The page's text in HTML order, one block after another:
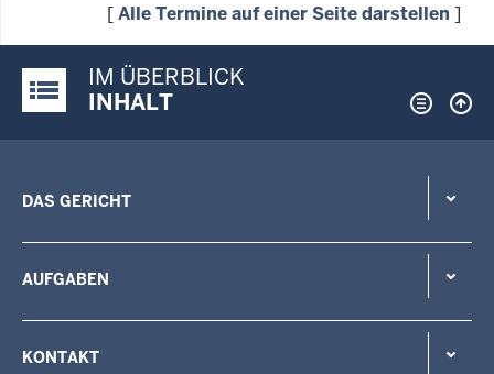
[Alle Termine auf einer Seite darstellen ]
Justiz-Portal im Überblick:
IM ÜBERBLICK
INHALT
DAS GERICHT
AUFGABEN
KONTAKT